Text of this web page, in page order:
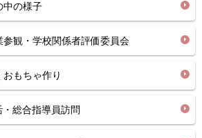
の様子
観・学校関係者評価委員会
もちゃ作り
総合指導員訪問